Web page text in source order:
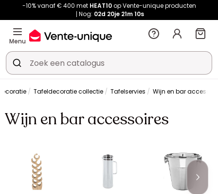
-10% vanaf € 400 met HEAT10op Vente-unique producten
Nog: 02d 20je 21m 10s
Menu
Tafeldecoratie collectie Tafelservies Wijn en bar
Wijn en bar accessoires